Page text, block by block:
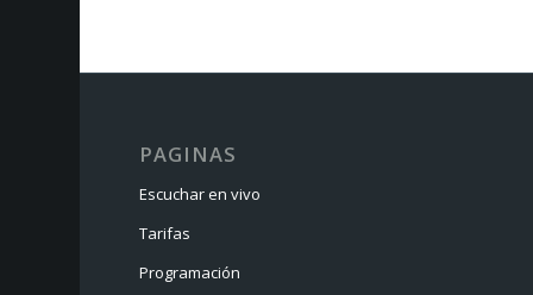
PAGINAS
Escuchar en vivo
Tarifas
Programación